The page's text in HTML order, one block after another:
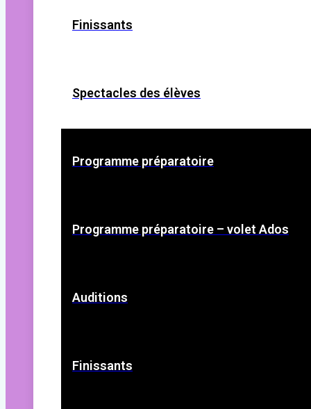
Finissants
Spectacles des élèves
Programme préparatoire
Programme préparatoire – volet Ados
Auditions
Finissants